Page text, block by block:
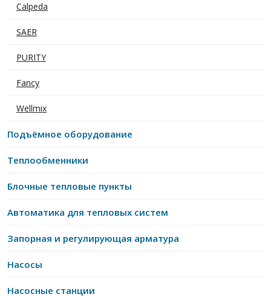
Calpeda
SAER
PURITY
Fancy
Wellmix
Подъёмное оборудование
Теплообменники
Блочные тепловые пункты
Автоматика для тепловых систем
Запорная и регулирующая арматура
Насосы
Насосные станции